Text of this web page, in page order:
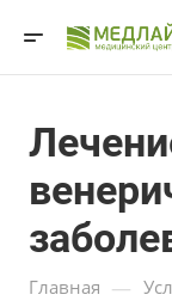
Главная —